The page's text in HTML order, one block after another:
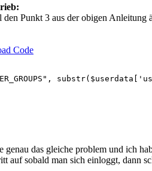
den Punkt 3 aus der obigen Anleitung
Code
power by
genau das gleiche problem und ich
auf sobald man sich einloggt, dann